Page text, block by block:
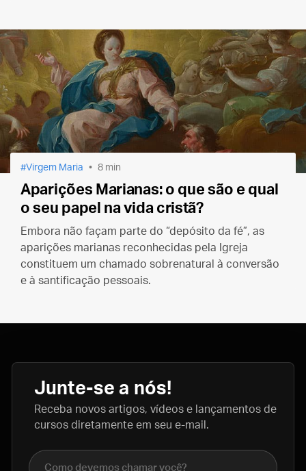
Virgem Maria 8 min
Aparições Marianas: o que são e qual
o seu papel na vida cristã?
Embora não façam parte do “depósito da fé”, as
aparições marianas reconhecidas pela Igreja
constituem um chamado sobrenatural à conversão
e à santificação pessoais.
Junte-se a nós!
Receba novos artigos, vídeos e lançamentos de
cursos diretamente em seu e-mail.
Nome completo